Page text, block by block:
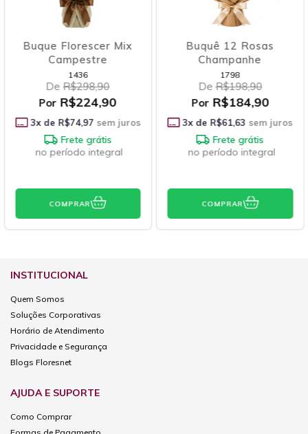
Mix
sem juros
Buquê 12 Rosas
Por
3x de R$61,63 sem juros
no período integral
Buquê 6
Por
3x de
INSTITUCIONAL
Quem Somos
Soluções Corporativas
Horário de Atendimento
Privacidade e Segurança
Blogs Floresnet
AJUDA E SUPORTE
Como Comprar